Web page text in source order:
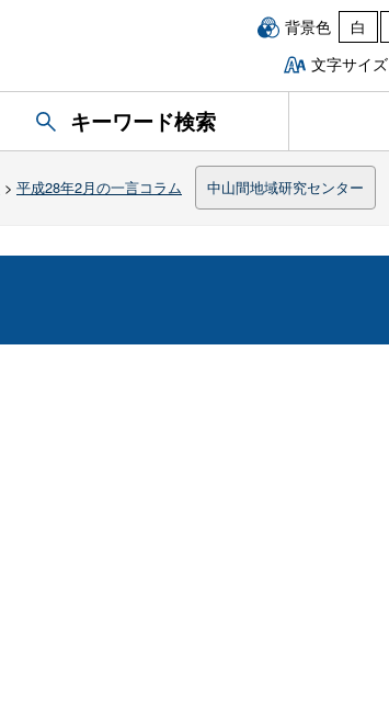
背景色 白
文字サイズ
キーワード検索
> 平成28年2月の一言コラム 中山間地域研究センター